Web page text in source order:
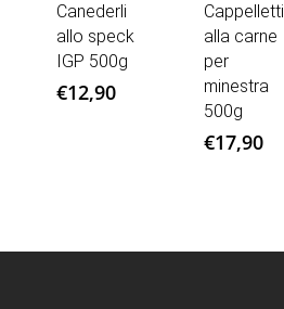
Canederli
allo speck
IGP 500g
€12,90
Cappelletti
alla carne
per
minestra
500g
€17,90